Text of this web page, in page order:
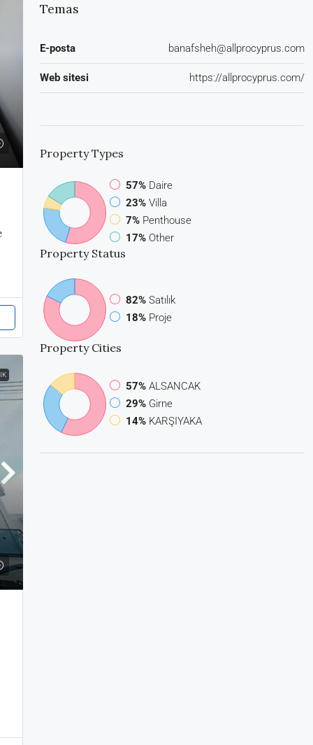
Temas
E-posta banafsheh@allprocyprus.com
Web sitesi https://allprocyprus.com/
PropertyTypes
57% Daire
23% Villa
7% Penthouse
17% Other
PropertyStatus
82% Satılık
18% Proje
PropertyCities
57% ALSANCAK
29% Girne
14% KARŞIYAKA